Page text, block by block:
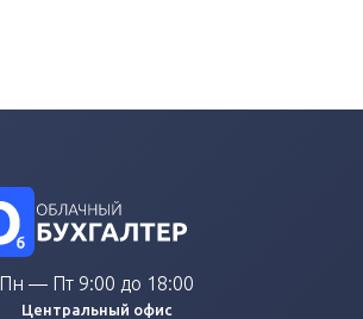
Пн — Пт 9:00 до 18:00
Центральный офис